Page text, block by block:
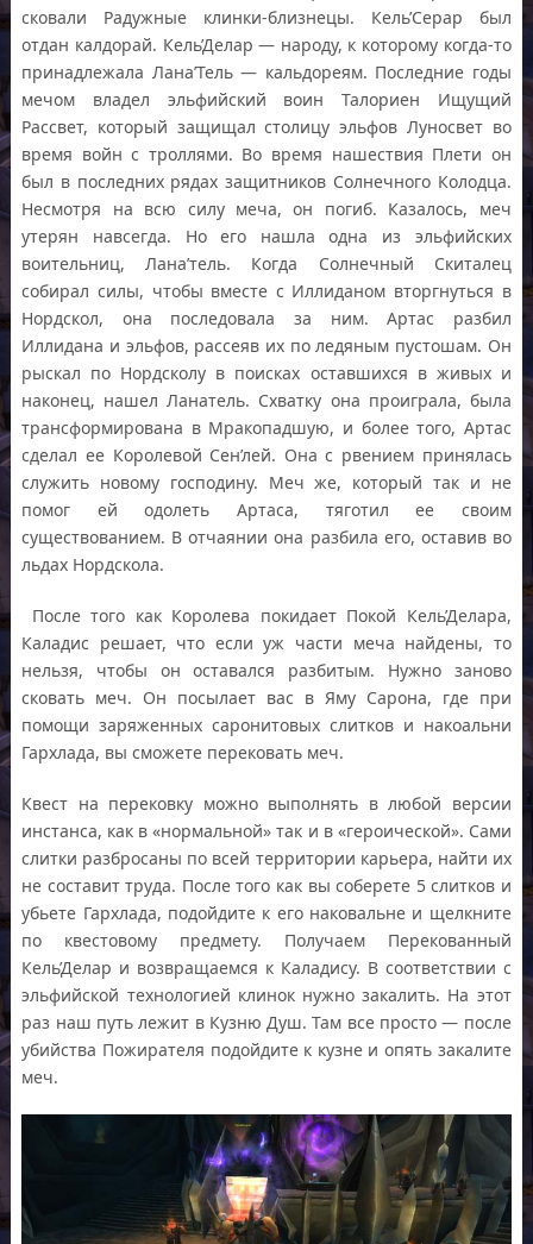
сковали Радужные клинки-близнецы. Кель’Серар был
отдан калдорай. Кель’Делар — народу, к которому когда-то
принадлежала Лана’Тель — кальдореям. Последние годы
мечом владел эльфийский воин Талориен Ищущий
Рассвет, который защищал столицу эльфов Луносвет во
время войн с троллями. Во время нашествия Плети он
был в последних рядах защитников Солнечного Колодца.
Несмотря на всю силу меча, он погиб. Казалось, меч
утерян навсегда. Но его нашла одна из эльфийских
воительниц, Лана’тель. Когда Солнечный Скиталец
собирал силы, чтобы вместе с Иллиданом вторгнуться в
Нордскол, она последовала за ним. Артас разбил
Иллидана и эльфов, рассеяв их по ледяным пустошам. Он
рыскал по Нордсколу в поисках оставшихся в живых и
наконец, нашел Ланатель. Схватку она проиграла, была
трансформирована в Мракопадшую, и более того, Артас
сделал ее Королевой Сен’лей. Она с рвением принялась
служить новому господину. Меч же, который так и не
помог ей одолеть Артаса, тяготил ее своим
существованием. В отчаянии она разбила его, оставив во
льдах Нордскола.
После того как Королева покидает Покой Кель’Делара,
Каладис решает, что если уж части меча найдены, то
нельзя, чтобы он оставался разбитым. Нужно заново
сковать меч. Он посылает вас в Яму Сарона, где при
помощи заряженных саронитовых слитков и накоальни
Гархлада, вы сможете перековать меч.
Квест на перековку можно выполнять в любой версии
инстанса, как в «нормальной» так и в «героической». Сами
слитки разбросаны по всей территории карьера, найти их
не составит труда. После того как вы соберете 5 слитков и
убьете Гархлада, подойдите к его наковальне и щелкните
по квестовому предмету. Получаем Перекованный
Кель’Делар и возвращаемся к Каладису. В соответствии с
эльфийской технологией клинок нужно закалить. На этот
раз наш путь лежит в Кузню Душ. Там все просто — после
убийства Пожирателя подойдите к кузне и опять закалите
меч.